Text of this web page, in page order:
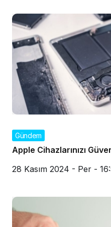
Gündem
Apple Cihazlarınızı
28 Kasım 2024 - Per -